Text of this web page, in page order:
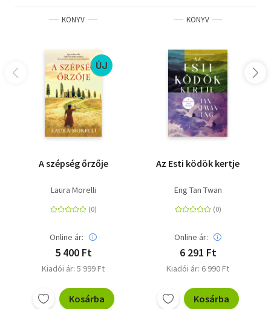
KÖNYV
ÚJ
A szépség őrzője
Laura Morelli
Online ár:
5 400 Ft
Kiadói ár: 5 999 Ft
Kosárba
KÖNYV
Az Esti ködök kertje
Eng Tan Twan
Online ár:
6 291 Ft
Kiadói ár: 6 990 Ft
Kosárba